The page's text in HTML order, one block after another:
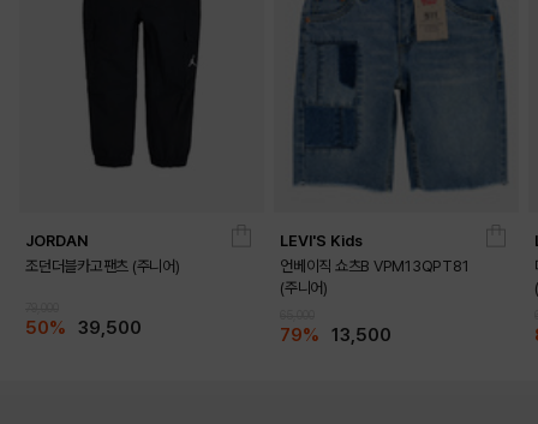
JORDAN
조던더블카고팬츠 (주니어)
50% 39,500
LEVI'S Kids
언베이직 쇼츠B VPM13QPT81
(주니어)
79% 13,500